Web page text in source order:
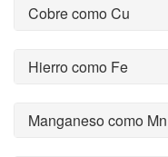
Cobre como Cu
Hierro como Fe
Manganeso como Mn